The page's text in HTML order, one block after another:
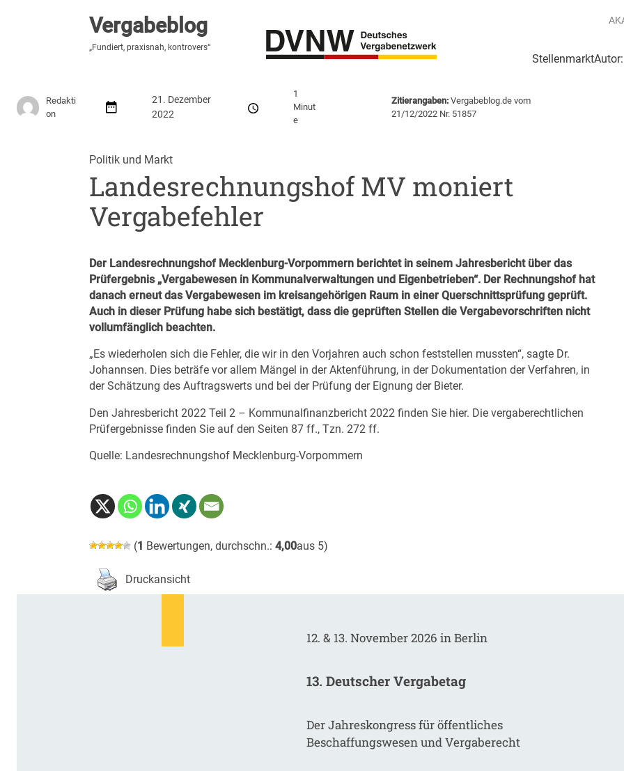
Vergabeblog
„Fundiert, praxisnah, kontrovers“
Stellenmarkt
Vergabeblog
„Fundiert, praxisnah, kontrovers“
Redakti
on
21. Dezember
2022
1
Minut
e
Zitierangaben:Vergabeblog.de vom
21/12/2022 Nr. 51857
Politik und Markt
Landesrechnungshof MV moniert
Vergabefehler
Der Landesrechnungshof Mecklenburg-Vorpommern berichtet in seinem Jahresbericht über das
Prüfergebnis „Vergabewesen in Kommunalverwaltungen und Eigenbetrieben“. Der Rechnungshof hat
danach erneut das Vergabewesen im kreisangehörigen Raum in einer Querschnittsprüfung geprüft.
Auch in dieser Prüfung habe sich bestätigt, dass die geprüften Stellen die Vergabevorschriften nicht
vollumfänglich beachten.
„Es wiederholen sich die Fehler, die wir in den Vorjahren auch schon feststellen mussten“, sagte Dr.
Johannsen. Dies beträfe vor allem Mängel in der Aktenführung, in der Dokumentation der Verfahren, in
der Schätzung des Auftragswerts und bei der Prüfung der Eignung der Bieter.
Den Jahresbericht 2022 Teil 2 – Kommunalfinanzbericht 2022 finden Sie hier. Die vergaberechtlichen
Prüfergebnisse finden Sie auf den Seiten 87 ff., Tzn. 272 ff.
Quelle: Landesrechnungshof Mecklenburg-Vorpommern
(1 Bewertungen, durchschn.: 4,00aus 5)
Druckansicht
12. & 13. November 2026 in Berlin
13. Deutscher Vergabetag
Der Jahreskongress für öffentliches
Beschaffungswesen und Vergaberecht